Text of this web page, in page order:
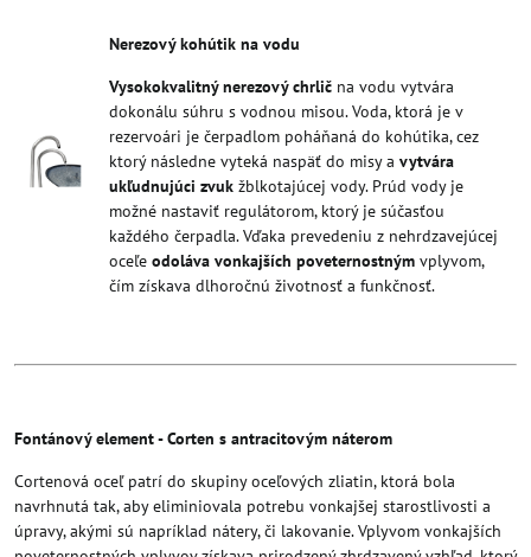
Nerezový kohútik na vodu
Vysokokvalitný nerezový chrlič na vodu vytvára
dokonálu súhru s vodnou misou. Voda, ktorá je v
rezervoári je čerpadlom poháňaná do kohútika, cez
ktorý následne vyteká naspäť do misy a vytvára
ukľudnujúci zvuk žblkotajúcej vody. Prúd vody je
možné nastaviť regulátorom, ktorý je súčasťou
každého čerpadla. Vďaka prevedeniu z nehrdzavejúcej
oceľe odoláva vonkajších poveternostným vplyvom,
čím získava dlhoročnú životnosť a funkčnosť.
Fontánový element - Corten s antracitovým náterom
Cortenová oceľ patrí do skupiny oceľových zliatin, ktorá bola
navrhnutá tak, aby eliminiovala potrebu vonkajšej starostlivosti a
úpravy, akými sú napríklad nátery, či lakovanie. Vplyvom vonkajších